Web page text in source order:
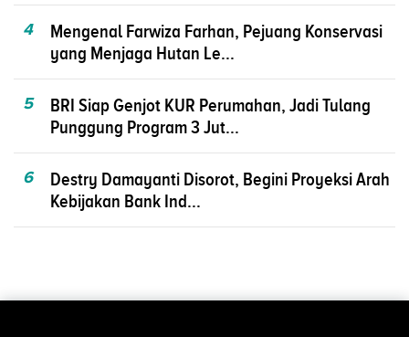
4
Mengenal Farwiza Farhan, Pejuang Konservasi
yang Menjaga Hutan Le...
5
BRI Siap Genjot KUR Perumahan, Jadi Tulang
Punggung Program 3 Jut...
6
Destry Damayanti Disorot, Begini Proyeksi Arah
Kebijakan Bank Ind...